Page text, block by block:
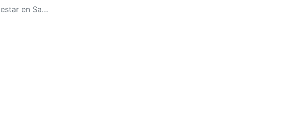
â€œQuÃ© alegrÃ­a estar en Santa BÃ¡rbara, tierra de mujeres bellasâ€.